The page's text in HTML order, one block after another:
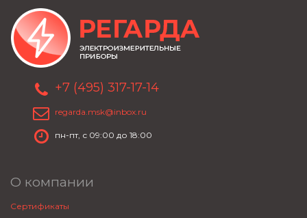
+7 (495) 317-17-14
regarda.msk@inbox.ru
пн-пт, с 09:00 до 18:00
О компании
Сертификаты